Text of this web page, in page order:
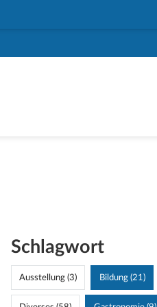
Schlagwort
Ausstellung (3) Bildung (21)